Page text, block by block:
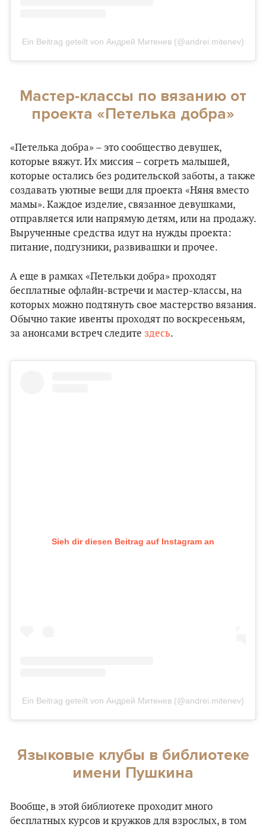
Ein Beitrag geteilt von Андрей Митенев (@andrei.mitenev)
Мастер-классы по вязанию от
проекта «Петелька добра»
«Петелька добра» – это сообщество девушек,
которые вяжут. Их миссия – согреть малышей,
которые остались без родительской заботы, а также
создавать уютные вещи для проекта «Няня вместо
мамы». Каждое изделие, связанное девушками,
отправляется или напрямую детям, или на продажу.
Вырученные средства идут на нужды проекта:
питание, подгузники, развивашки и прочее.
А еще в рамках «Петельки добра» проходят
бесплатные офлайн-встречи и мастер-классы, на
которых можно подтянуть свое мастерство вязания.
Обычно такие ивенты проходят по воскресеньям,
за анонсами встреч следите здесь.
Sieh dir diesen Beitrag auf Instagram an
Ein Beitrag geteilt von Андрей Митенев (@andrei.mitenev)
Языковые клубы в библиотеке
имени Пушкина
Вообще, в этой библиотеке проходит много
бесплатных курсов и кружков для взрослых, в том